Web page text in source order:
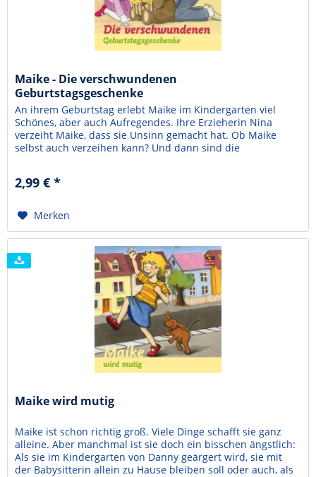
Maike - Die verschwundenen
Geburtstagsgeschenke
An ihrem Geburtstag erlebt Maike im Kindergarten viel
Schönes, aber auch Aufregendes. Ihre Erzieherin Nina
verzeiht Maike, dass sie Unsinn gemacht hat. Ob Maike
selbst auch verzeihen kann? Und dann sind die
hilfreich ein kurzes Gebet zu Jesus sein kann. Bärbel...
2,99 € *
Merken
Maike wird mutig
Maike ist schon richtig groß. Viele Dinge schafft sie ganz
alleine. Aber manchmal ist sie doch ein bisschen ängstlich:
Als sie im Kindergarten von Danny geärgert wird, sie mit
der Babysitterin allein zu Hause bleiben soll oder auch, als